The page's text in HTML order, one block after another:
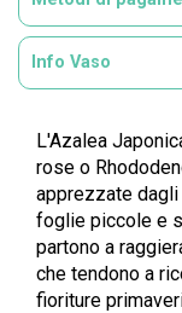
Info Vaso
L'Azalea
rose o
apprezzate
foglie piccole e
partono a
che tendono a
fioriture